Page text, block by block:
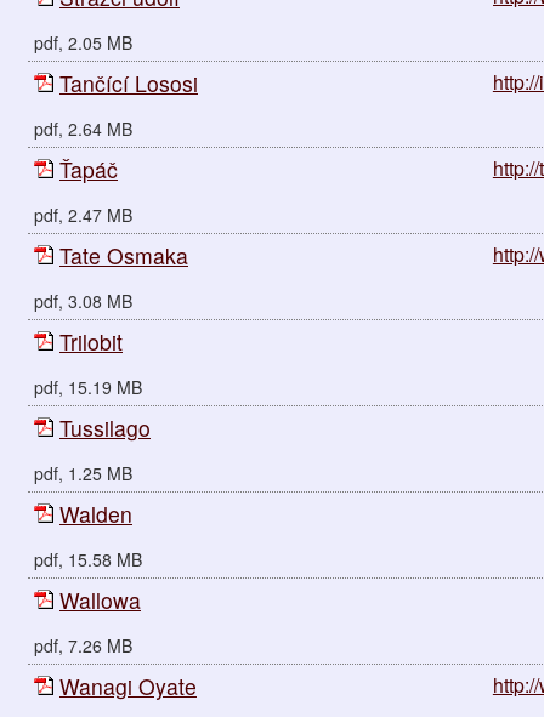
pdf, 2.05 MB
Tančící Lososi
pdf, 2.64 MB
Ťapáč
pdf, 2.47 MB
Tate Osmaka
pdf, 3.08 MB
Trilobit
pdf, 15.19 MB
Tussilago
pdf, 1.25 MB
Walden
pdf, 15.58 MB
Wallowa
pdf, 7.26 MB
Wanagi Oyate